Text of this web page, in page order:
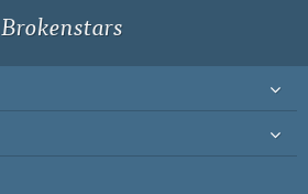
Brokenstars